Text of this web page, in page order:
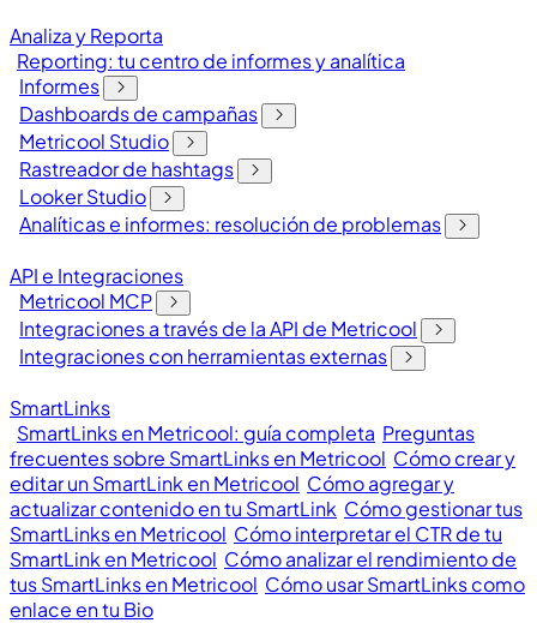
Analiza y Reporta
Reporting: tu centro de informes y analítica
Informes
Dashboards de campañas
Metricool Studio
Rastreador de hashtags
Looker Studio
Analíticas e informes: resolución de problemas
API e Integraciones
Metricool MCP
Integraciones a través de la API de Metricool
Integraciones con herramientas externas
SmartLinks
SmartLinks en Metricool: guía completa Preguntas
frecuentes sobre SmartLinks en Metricool Cómo crear y
editar un SmartLink en Metricool Cómo agregar y
actualizar contenido en tu SmartLink Cómo gestionar tus
SmartLinks en Metricool Cómo interpretar el CTR de tu
SmartLink en Metricool Cómo analizar el rendimiento de
tus SmartLinks en Metricool Cómo usar SmartLinks como
enlace en tu Bio